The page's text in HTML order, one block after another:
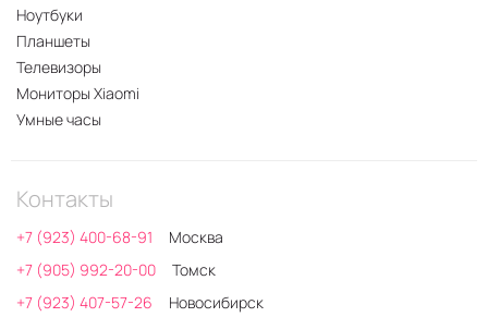
Ноутбуки
Планшеты
Телевизоры
Мониторы Xiaomi
Умные часы
Контакты
+7 (923) 400-68-91
Москва
+7 (905) 992-20-00
Томск
+7 (923) 407-57-26
Новосибирск